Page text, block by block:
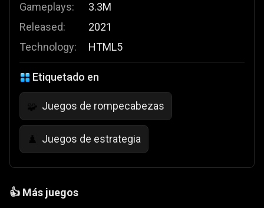
Gameplays:
Released:
Technology:
3.3M
2021
HTML5
Etiquetado en
🧩 Juegos de rompecabezas
♟️ Juegos de estrategia
👍 Más juegos